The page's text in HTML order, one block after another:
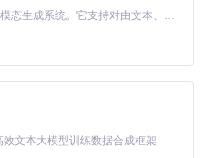
MiniMax H3 是一个通用的全模态生成系统。它支持对由文本、图像、视频和音频组成的多模态上下文进行统一理解，并能生成分辨率高达 2K、时长可达 15 秒的带原生立体声音频的视频。得益于面向任务泛化的系统设计，H3 在预训练阶段就已具备广泛的多模态上下文理解与生成能力，能够出色地执行复杂的多模态指令。
文本大模型训练数据合成框架